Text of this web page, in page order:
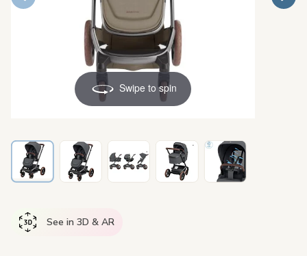
See in 3D & AR
Swipe to spin